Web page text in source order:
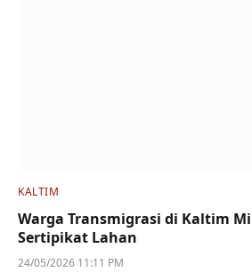
KALTIM
Warga Transmigrasi di Kaltim
Sertipikat Lahan
24/05/2026 11:11 PM